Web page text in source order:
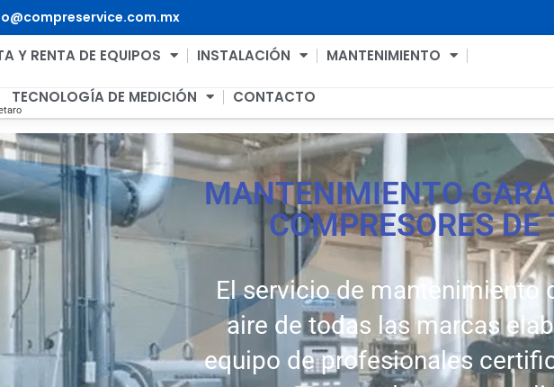
Y RENTA DE EQUIPOS INSTALACIÓN MANTENIMIENTO
TECNOLOGÍA DE MEDICIÓN CONTACTO
MANTENIMIENTO
COMPRESORES DE
El servicio de mantenimiento
aire de todas las marcas
equipo de profesionales